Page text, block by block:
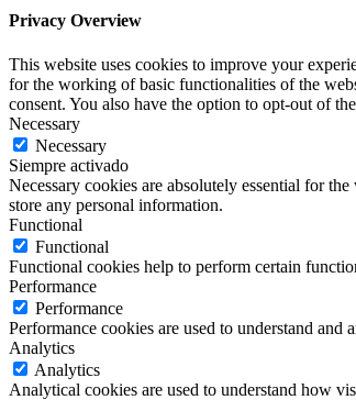
Privacy Overview
This website uses cookies to improve your
for the working of basic functionalities of the
consent. You also have the option to opt-out of
Necessary
Necessary
Siempre activado
Necessary cookies are absolutely essential for
store any personal information.
Functional
Functional
Functional cookies help to perform certain
Performance
Performance
Performance cookies are used to understand
Analytics
Analytics
Analytical cookies are used to understand how